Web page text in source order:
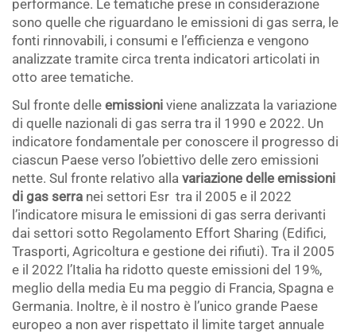
performance. Le tematiche prese in considerazione
sono quelle che riguardano le emissioni di gas serra, le
fonti rinnovabili, i consumi e l’efficienza e vengono
analizzate tramite circa trenta indicatori articolati in
otto aree tematiche.
Sul fronte delle emissioni viene analizzata la variazione
di quelle nazionali di gas serra tra il 1990 e 2022. Un
indicatore fondamentale per conoscere il progresso di
ciascun Paese verso l’obiettivo delle zero emissioni
nette. Sul fronte relativo alla variazione delle emissioni
di gas serra nei settori Esr tra il 2005 e il 2022
l’indicatore misura le emissioni di gas serra derivanti
dai settori sotto Regolamento Effort Sharing (Edifici,
Trasporti, Agricoltura e gestione dei rifiuti). Tra il 2005
e il 2022 l’Italia ha ridotto queste emissioni del 19%,
meglio della media Eu ma peggio di Francia, Spagna e
Germania. Inoltre, è il nostro è l’unico grande Paese
europeo a non aver rispettato il limite target annuale